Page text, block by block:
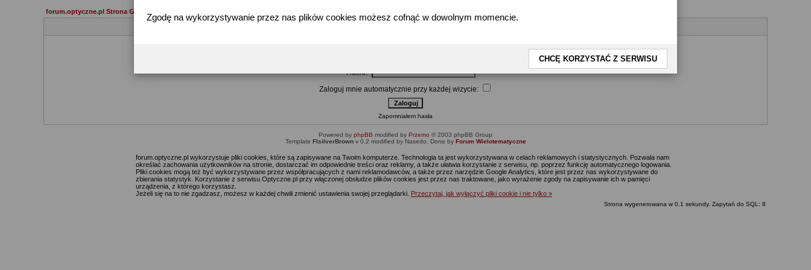
Zgodę na wykorzystywanie przez nas plików cookies możesz cofnąć w dowolnym momencie.
CHCĘ KORZYSTAĆ Z SERWISU
forum.optyczne.pl Strona Główna
Hasło:
Zaloguj mnie automatycznie przy każdej wizycie:
Zapomniałem hasła
Powered by phpBB modified by Przemo © 2003 phpBB Group
Template FIsilverBrownv 0.2 modified by Nasedo. Done by Forum Wielotematyczne
forum.optyczne.pl wykorzystuje pliki cookies, które są zapisywane na Twoim komputerze. Technologia ta jest wykorzystywana w celach reklamowych i statystycznych. Pozwala nam
określać zachowania użytkowników na stronie, dostarczać im odpowiednie treści oraz reklamy, a także ułatwia korzystanie z serwisu, np. poprzez funkcję automatycznego logowania.
Pliki cookies mogą też być wykorzystywane przez współpracujących z nami reklamodawców, a także przez narzędzie Google Analytics, które jest przez nas wykorzystywane do
zbierania statystyk. Korzystanie z serwisu Optyczne.pl przy włączonej obsłudze plików cookies jest przez nas traktowane, jako wyrażenie zgody na zapisywanie ich w pamięci
urządzenia, z którego korzystasz.
Jeżeli się na to nie zgadzasz, możesz w każdej chwili zmienić ustawienia swojej przeglądarki. Przeczytaj, jak wyłączyć pliki cookie i nie tylko »
Strona wygenerowana w 0,1 sekundy. Zapytań do SQL: 8